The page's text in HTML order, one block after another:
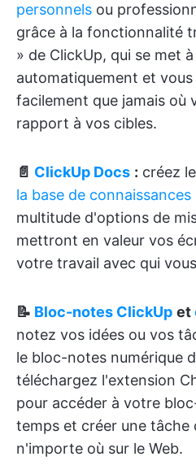
personnels ou
grâce à la fonctionnalité
» de ClickUp, qui se met
automatiquement et
facilement que jamais où
rapport à vos cibles.
📄 ClickUp Docs : créez
la base de connaissances
multitude d'options de
mettront en valeur vos
votre travail avec qui
📝 Bloc-notes ClickUp et
notez vos idées ou vos
le bloc-notes numérique
téléchargez l'extension
pour accéder à votre
temps et créer une tâche
n'importe où sur le Web.